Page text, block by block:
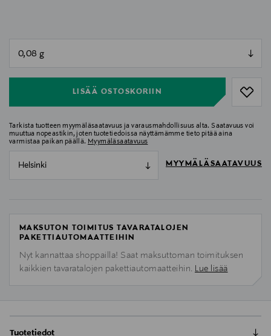
LISÄÄ OSTOSKORIIN
null
Tarkista tuotteen myymäläsaatavuus ja varausmahdollisuus alta. Saatavuus voi
muuttua nopeastikin, joten tuotetiedoissa näyttämämme tieto pitää aina
varmistaa paikan päällä. Myymäläsaatavuus
Helsinki MYYMÄLÄSAATAVUUS
MAKSUTON TOIMITUS TAVARATALOJEN
PAKETTIAUTOMAATTEIHIN
Nyt kannattaa shoppailla! Saat maksuttoman toimituksen
kaikkien tavaratalojen pakettiautomaatteihin. Lue lisää
Tuotetiedot